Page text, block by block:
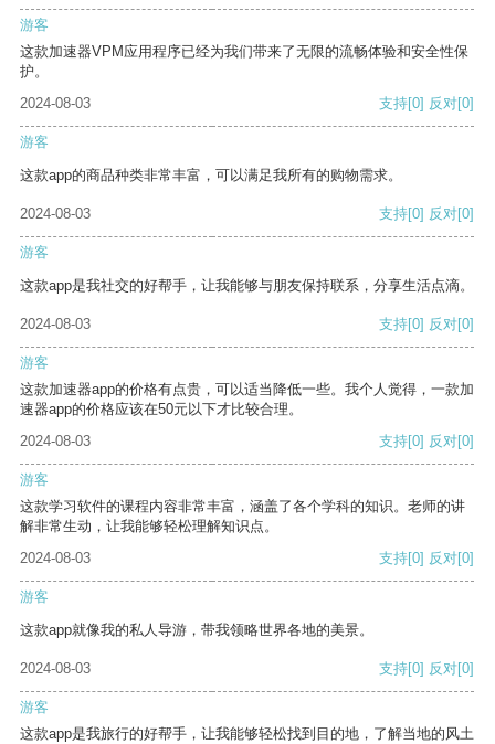
游客
这款加速器VPM应用程序已经为我们带来了无限的流畅体验和安全性保
护。
2024-08-03
支持[0] 反对[0]
游客
这款app的商品种类非常丰富，可以满足我所有的购物需求。
2024-08-03 支持[0] 反对[0]
游客
这款app是我社交的好帮手，让我能够与朋友保持联系，分享生活点滴。
2024-08-03 支持[0] 反对[0]
游客
这款加速器app的价格有点贵，可以适当降低一些。我个人觉得，一款加
速器app的价格应该在50元以下才比较合理。
2024-08-03
支持[0] 反对[0]
游客
这款学习软件的课程内容非常丰富，涵盖了各个学科的知识。老师的讲
解非常生动，让我能够轻松理解知识点。
2024-08-03
支持[0] 反对[0]
游客
这款app就像我的私人导游，带我领略世界各地的美景。
2024-08-03 支持[0] 反对[0]
游客
这款app是我旅行的好帮手，让我能够轻松找到目的地，了解当地的风土